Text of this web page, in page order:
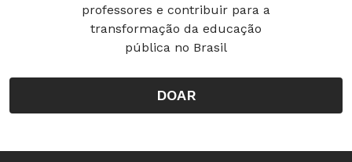
professores e contribuir para a
transformação da educação
pública no Brasil
DOAR